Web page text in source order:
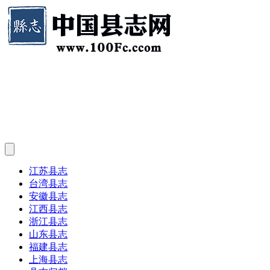
江苏县志
台湾县志
安徽县志
江西县志
浙江县志
山东县志
福建县志
上海县志